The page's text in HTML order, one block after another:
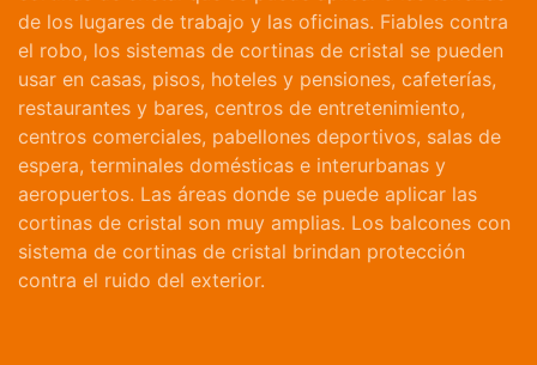
de los lugares de trabajo y las oficinas. Fiables contra
el robo, los sistemas de cortinas de cristal se pueden
usar en casas, pisos, hoteles y pensiones, cafeterías,
restaurantes y bares, centros de entretenimiento,
centros comerciales, pabellones deportivos, salas de
espera, terminales domésticas e interurbanas y
aeropuertos. Las áreas donde se puede aplicar las
cortinas de cristal son muy amplias. Los balcones con
sistema de cortinas de cristal brindan protección
contra el ruido del exterior.